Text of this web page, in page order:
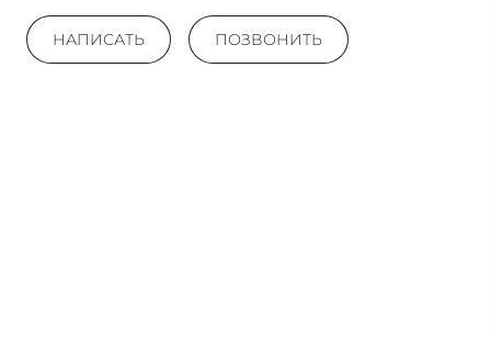
НАПИСАТЬ ПОЗВОНИТЬ